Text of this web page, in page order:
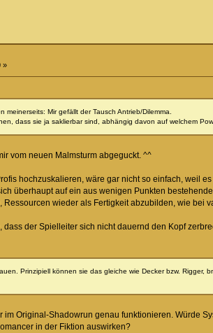
»
Mir gefällt der Tausch Antrieb/Dilemma.
dass sie ja saklierbar sind, abhängig davon auf welchem
vom neuen Malmsturm abgeguckt. ^^
hochzuskalieren, wäre gar nicht so einfach, weil
überhaupt auf ein aus wenigen Punkten
wieder als Fertigkeit abzubilden, wie bei
der Spielleiter sich nicht dauernd den Kopf
Prinzipiell können sie das gleiche wie Decker bzw.
im Original-Shadowrun genau funktionieren. Würde
in der Fiktion auswirken?